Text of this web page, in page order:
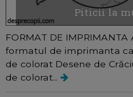
Piticii la
FORMAT DE IMPRIMANTA
formatul de imprimanta
de colorat Desene de
de colorat...